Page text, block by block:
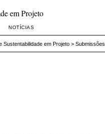
em Projeto
NOTÍCIAS
Sustentabilidade em Projeto>